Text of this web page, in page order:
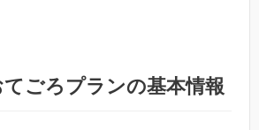
てごろプランの基本情報